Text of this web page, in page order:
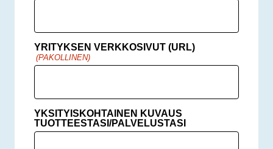
YRITYKSEN VERKKOSIVUT (URL)
(PAKOLLINEN)
YKSITYISKOHTAINEN KUVAUS
TUOTTEESTASI/PALVELUSTASI